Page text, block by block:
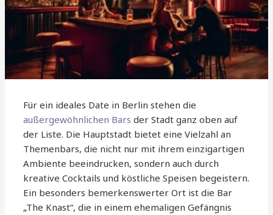
Für ein ideales Date in Berlin stehen die
außergewöhnlichen Bars der Stadt ganz oben auf
der Liste. Die Hauptstadt bietet eine Vielzahl an
Themenbars, die nicht nur mit ihrem einzigartigen
Ambiente beeindrucken, sondern auch durch
kreative Cocktails und köstliche Speisen begeistern.
Ein besonders bemerkenswerter Ort ist die Bar
„The Knast“, die in einem ehemaligen Gefängnis